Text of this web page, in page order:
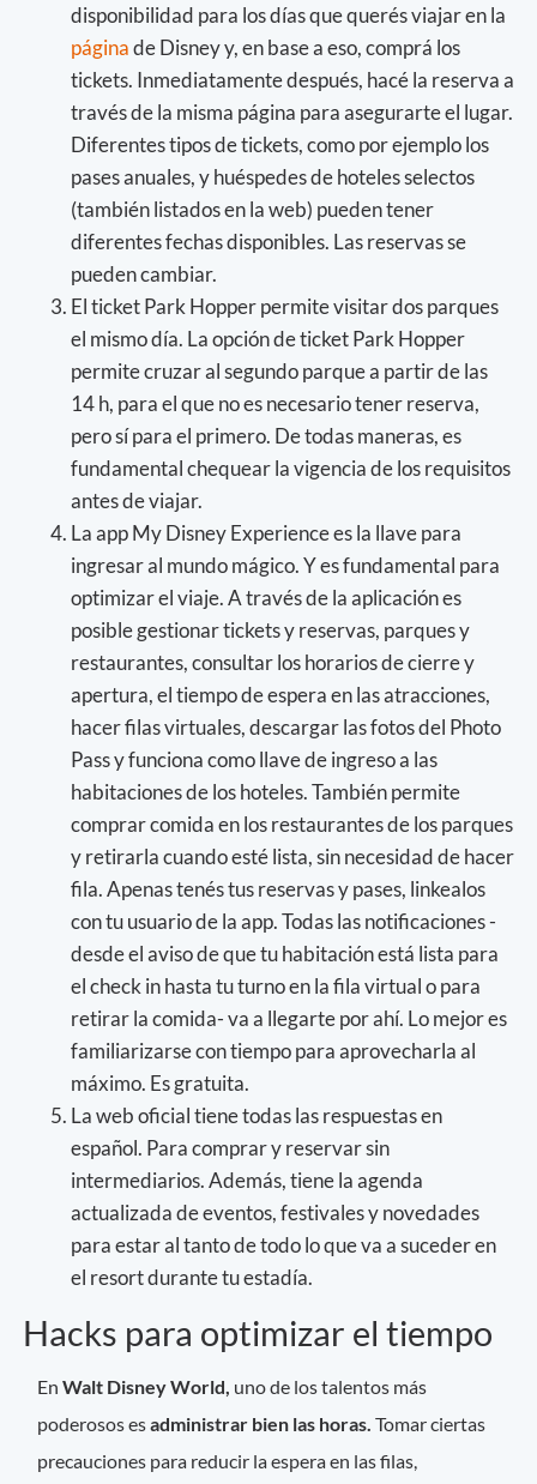
disponibilidad para los días que querés viajar en la
páginade Disney y, en base a eso, comprá los
tickets. Inmediatamente después, hacé la reserva a
través de la misma página para asegurarte el lugar.
Diferentes tipos de tickets, como por ejemplo los
pases anuales, y huéspedes de hoteles selectos
(también listados en la web) pueden tener
diferentes fechas disponibles. Las reservas se
pueden cambiar.
El ticket Park Hopper permite visitar dos parques
el mismo día. La opción de ticket Park Hopper
permite cruzar al segundo parque a partir de las
14 h, para el que no es necesario tener reserva,
pero sí para el primero. De todas maneras, es
fundamental chequear la vigencia de los requisitos
antes de viajar.
La app My Disney Experience es la llave para
ingresar al mundo mágico. Y es fundamental para
optimizar el viaje. A través de la aplicación es
posible gestionar tickets y reservas, parques y
restaurantes, consultar los horarios de cierre y
apertura, el tiempo de espera en las atracciones,
hacer filas virtuales, descargar las fotos del Photo
Pass y funciona como llave de ingreso a las
habitaciones de los hoteles. También permite
comprar comida en los restaurantes de los parques
y retirarla cuando esté lista, sin necesidad de hacer
fila. Apenas tenés tus reservas y pases, linkealos
con tu usuario de la app. Todas las notificaciones -
desde el aviso de que tu habitación está lista para
el check in hasta tu turno en la fila virtual o para
retirar la comida- va a llegarte por ahí. Lo mejor es
familiarizarse con tiempo para aprovecharla al
máximo. Es gratuita.
La web oficial tiene todas las respuestas en
español. Para comprar y reservar sin
intermediarios. Además, tiene la agenda
actualizada de eventos, festivales y novedades
para estar al tanto de todo lo que va a suceder en
el resort durante tu estadía.
Hacks para optimizar el tiempo
EnWalt Disney World, uno de los talentos más
poderosos esadministrar bien las horas. Tomar ciertas
precauciones para reducir la espera en las filas,